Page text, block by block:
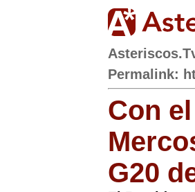
Permalink:
Con
G20